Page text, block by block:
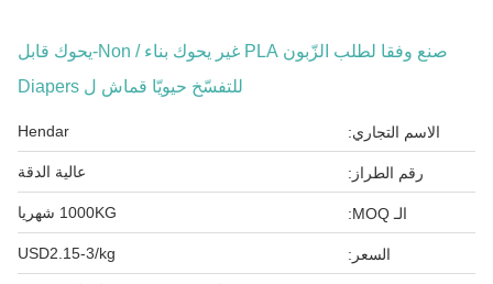
صنع وفقا لطلب الزّبون PLA غير يحوك بناء / Non-يحوك قابل
للتفسّخ حيويّا قماش ل Diapers
الاسم التجاري: Hendar
رقم الطراز: عالية الدقة
الـ MOQ: 1000KG شهريا
السعر: USD2.15-3/kg